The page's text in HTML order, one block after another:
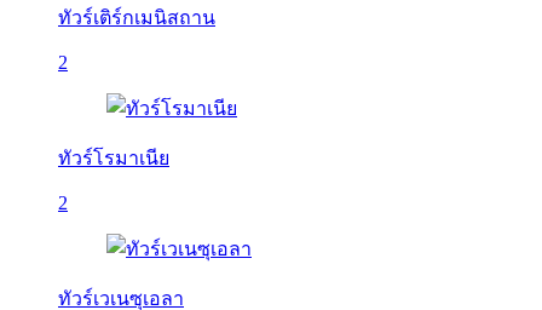
ทัวร์เติร์กเมนิสถาน
2
ทัวร์โรมาเนีย
2
ทัวร์เวเนซุเอลา